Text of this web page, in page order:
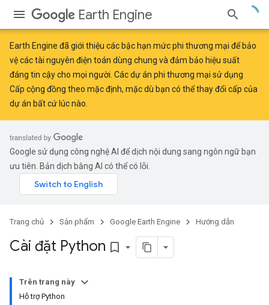
Earth Engine
Earth Engine đã giới thiệu các bậc hạn mức phi thương mại để bảo
vệ các tài nguyên điện toán dùng chung và đảm bảo hiệu suất
đáng tin cậy cho mọi người. Các dự án phi thương mại sử dụng
Cấp cộng đồng theo mặc định, mặc dù bạn có thể thay đổi cấp của
dự án bất cứ lúc nào.
Google sử dụng công nghệ AI để dịch nội dung sang ngôn ngữ bạn
ưu tiên. Bản dịch bằng AI có thể có lỗi.
Trang chủ Sản phẩm Google Earth Engine Hướng dẫn
Cài đặt Python bookmark_border
Trên trang này
Hỗ trợ Python